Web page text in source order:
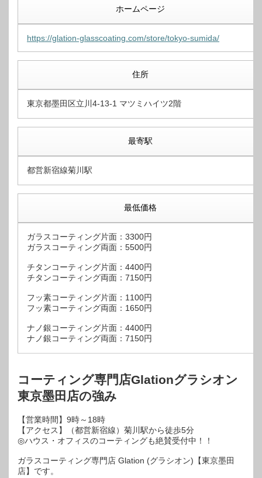
ホームページ
https://glation-glasscoating.com/store/tokyo-sumida/
住所
東京都墨田区立川4-13-1 マツミハイツ2階
最寄駅
都営新宿線菊川駅
最低価格
ガラスコーティング片面：3300円
ガラスコーティング両面：5500円
チタンコーティング片面：4400円
チタンコーティング両面：7150円
フッ素コーティング片面：1100円
フッ素コーティング両面：1650円
ナノ銀コーティング片面：4400円
ナノ銀コーティング両面：7150円
コーティング専門店Glationグラシオン
東京墨田店の強み
【営業時間】9時～18時
【アクセス】（都営新宿線）菊川駅から徒歩5分
◎ハウス・オフィスのコーティングも絶賛受付中！！
ガラスコーティング専門店 Glation (グラシオン)【東京墨田
店】です。